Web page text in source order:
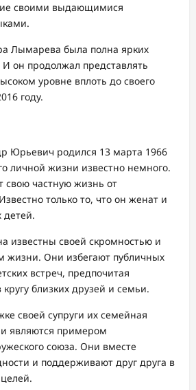
своими выдающимися
Лымарева была полна ярких
он продолжал представлять
уровне вплоть до своего
году.
Юрьевич родился 13 марта 1966
личной жизни известно немного.
свою частную жизнь от
только то, что он женат и
детей.
известны своей скромностью и
жизни. Они избегают публичных
встреч, предпочитая
близких друзей и семьи.
своей супруги их семейная
являются примером
союза. Они вместе
и поддерживают друг друга в